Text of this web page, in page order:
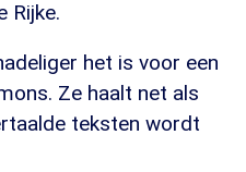
Rijke.
het is voor een
Ze haalt net als
teksten wordt